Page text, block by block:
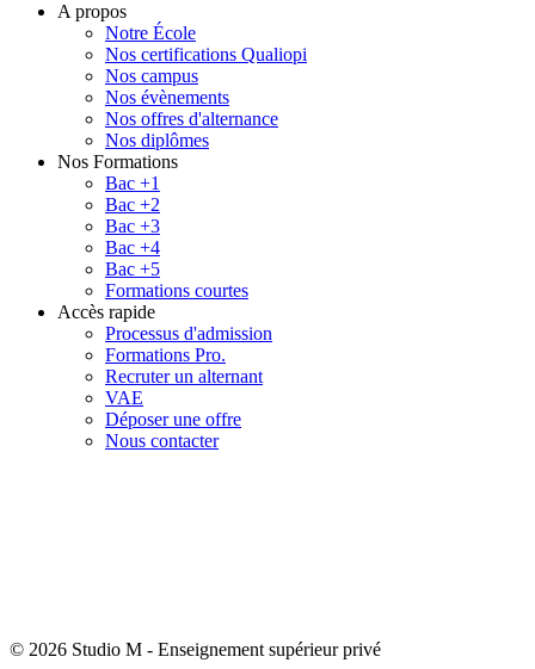
A propos
Notre École
Nos certifications Qualiopi
Nos campus
Nos évènements
Nos offres d'alternance
Nos diplômes
Nos Formations
Bac +1
Bac +2
Bac +3
Bac +4
Bac +5
Formations courtes
Accès rapide
Processus d'admission
Formations Pro.
Recruter un alternant
VAE
Déposer une offre
Nous contacter
© 2026 Studio M - Enseignement supérieur privé